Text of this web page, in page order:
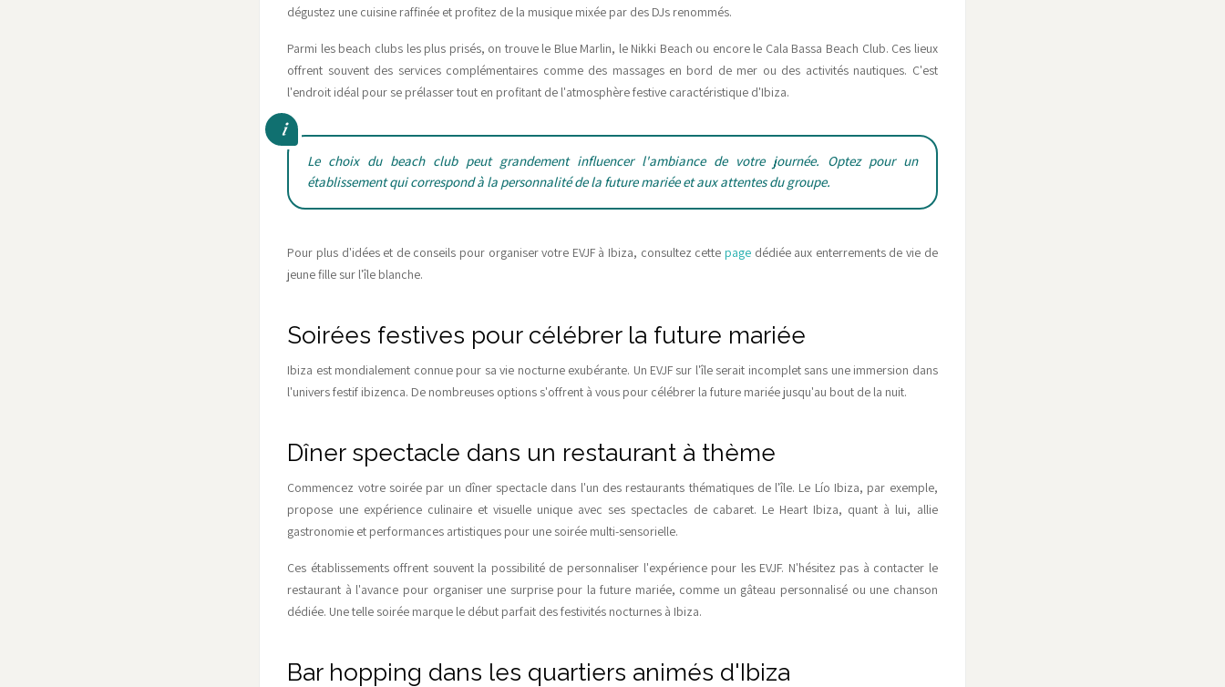
dégustez une cuisine raffinée et profitez de la musique mixée par des DJs renommés.
Parmi les beach clubs les plus prisés, on trouve le Blue Marlin, le Nikki Beach ou encore le Cala Bassa Beach Club. Ces lieux
offrent souvent des services complémentaires comme des massages en bord de mer ou des activités nautiques. C'est
l'endroit idéal pour se prélasser tout en profitant de l'atmosphère festive caractéristique d'Ibiza.
Le choix du beach club peut grandement influencer l'ambiance de votre journée. Optez pour un
établissement qui correspond à la personnalité de la future mariée et aux attentes du groupe.
Pour plus d'idées et de conseils pour organiser votre EVJF à Ibiza, consultez cette page dédiée aux enterrements de vie de
jeune fille sur l'île blanche.
Soirées festives pour célébrer la future mariée
Ibiza est mondialement connue pour sa vie nocturne exubérante. Un EVJF sur l'île serait incomplet sans une immersion dans
l'univers festif ibizenca. De nombreuses options s'offrent à vous pour célébrer la future mariée jusqu'au bout de la nuit.
Dîner spectacle dans un restaurant à thème
Commencez votre soirée par un dîner spectacle dans l'un des restaurants thématiques de l'île. Le Lío Ibiza, par exemple,
propose une expérience culinaire et visuelle unique avec ses spectacles de cabaret. Le Heart Ibiza, quant à lui, allie
gastronomie et performances artistiques pour une soirée multi-sensorielle.
Ces établissements offrent souvent la possibilité de personnaliser l'expérience pour les EVJF. N'hésitez pas à contacter le
restaurant à l'avance pour organiser une surprise pour la future mariée, comme un gâteau personnalisé ou une chanson
dédiée. Une telle soirée marque le début parfait des festivités nocturnes à Ibiza.
Bar hopping dans les quartiers animés d'Ibiza